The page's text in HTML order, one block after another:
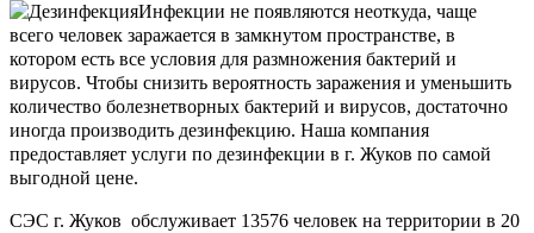
Инфекции не появляются неоткуда, чаще
всего человек заражается в замкнутом пространстве, в
котором есть все условия для размножения бактерий и
вирусов. Чтобы снизить вероятность заражения и уменьшить
количество болезнетворных бактерий и вирусов, достаточно
иногда производить дезинфекцию. Наша компания
предоставляет услуги по дезинфекции в г. Жуков по самой
выгодной цене.
СЭС г. Жуков обслуживает 13576 человек на территории в 20